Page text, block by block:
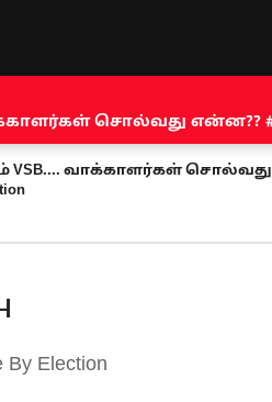
சொல்வது என்ன??
VSB.... வாக்காளர்கள் சொல்வது
By Election